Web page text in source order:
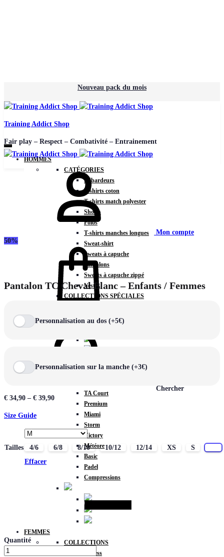
Nouveau pack du mois
Training Addict Shop
Fair play – Respect – Combativité – Entrainement
HOMMES
CATÉGORIES
Débardeurs
T-shirts coton
T-shirts match polyester
Shorts
Polos
T-shirts manches longues
Sweat-shirt
Sweats à capuche
Pantalons
Sweats à capuche zippé
Vestes
COLLECTIONS SPÉCIALES
TA Court
Premium
Miami
Storm
Victory
Météore
Basic
Padel
Compressions
FEMMES
COLLECTIONS
Fitness
Mon compte
Chercher
50%
Pantalon TC Cheval Blanc – Enfants / Femmes
Personnalisation au dos (+5€)
Personnalisation sur la manche (+3€)
€ 34,90 – € 39,90
Size Guide
Tailles 4/6 6/8 8/10 10/12 12/14 XS S
Effacer
Quantité